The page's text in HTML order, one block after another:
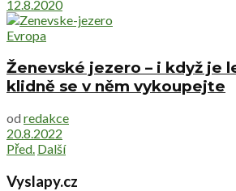
12.8.2020
Evropa
Ženevské jezero – i když je
klidně se v něm vykoupejte
od redakce
20.8.2022
Před. Další
Vyslapy.cz